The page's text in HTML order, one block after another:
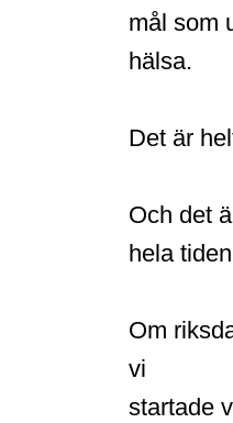
mål som
hälsa.
Det är
Och det
hela
Om
vi
startade